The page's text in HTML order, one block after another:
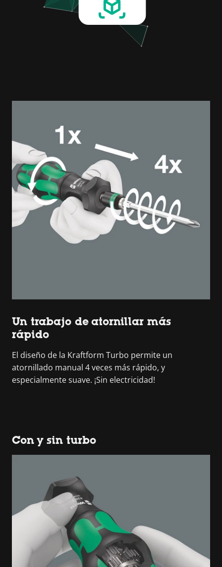
Un trabajo de atornillar más
rápido
El diseño de la Kraftform Turbo permite un
atornillado manual 4 veces más rápido, y
especialmente suave. ¡Sin electricidad!
Con y sin turbo